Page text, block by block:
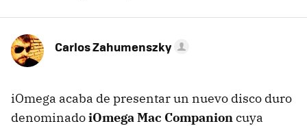
Carlos Zahumenszky
iOmega acaba de presentar un nuevo disco duro
denominadoiOmega Mac Companioncuya